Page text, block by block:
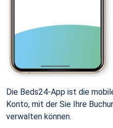
Die Beds24-App ist die
Konto, mit der Sie Ihre
verwalten können.